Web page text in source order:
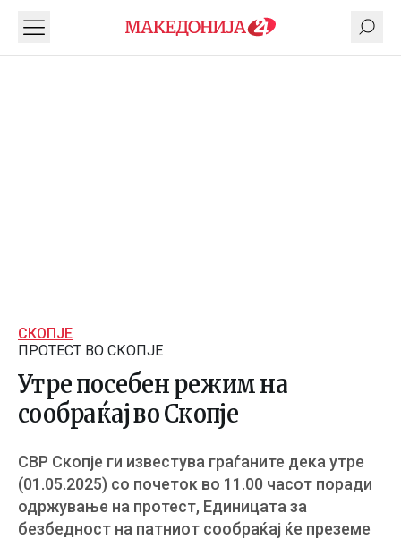
СКОПЈЕ
ПРОТЕСТ ВО СКОПЈЕ
Утре посебен режим на
сообраќај во Скопје
СВР Скопје ги известува граѓаните дека утре
(01.05.2025) со почеток во 11.00 часот поради
одржување на протест, Единицата за
безбедност на патниот сообраќај ќе преземе